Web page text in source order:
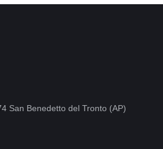
San Benedetto del Tronto (AP)